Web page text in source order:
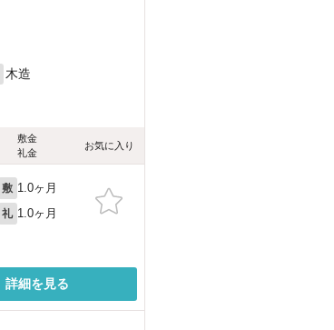
木造
敷金
礼金
お気に入り
敷 1.0ヶ月
礼 1.0ヶ月
詳細を見る